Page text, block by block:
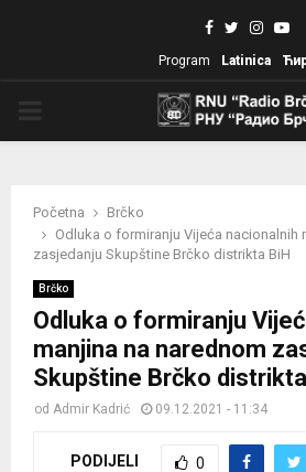
Facebook
Twitter
Program Latinica
Početna
Brčko
Odluka o formiranju Vijeća nacionalnih
zasjedanju Skupštine Brčko distrikta BiH
Brčko
Odluka o formiranju
manjina na narednom
Skupštine Brčko
od Admir Kadrić 09.12.2021 - 11:34
PODIJELI 0